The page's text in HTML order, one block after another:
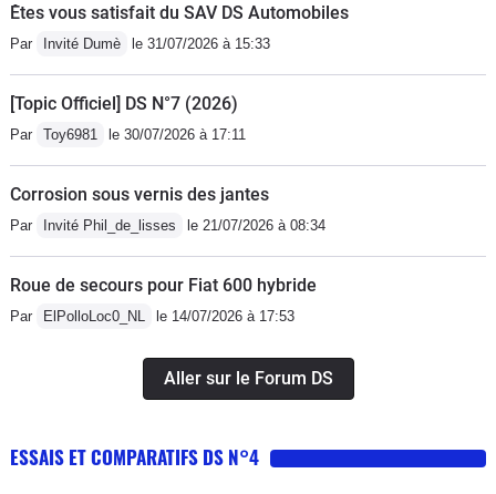
Êtes vous satisfait du SAV DS Automobiles
Par Invité Dumè le 31/07/2026 à 15:33
[Topic Officiel] DS N°7 (2026)
Par Toy6981 le 30/07/2026 à 17:11
Corrosion sous vernis des jantes
Par Invité Phil_de_lisses le 21/07/2026 à 08:34
Roue de secours pour Fiat 600 hybride
Par ElPolloLoc0_NL le 14/07/2026 à 17:53
Aller sur le Forum DS
ESSAIS ET COMPARATIFS DS N°4